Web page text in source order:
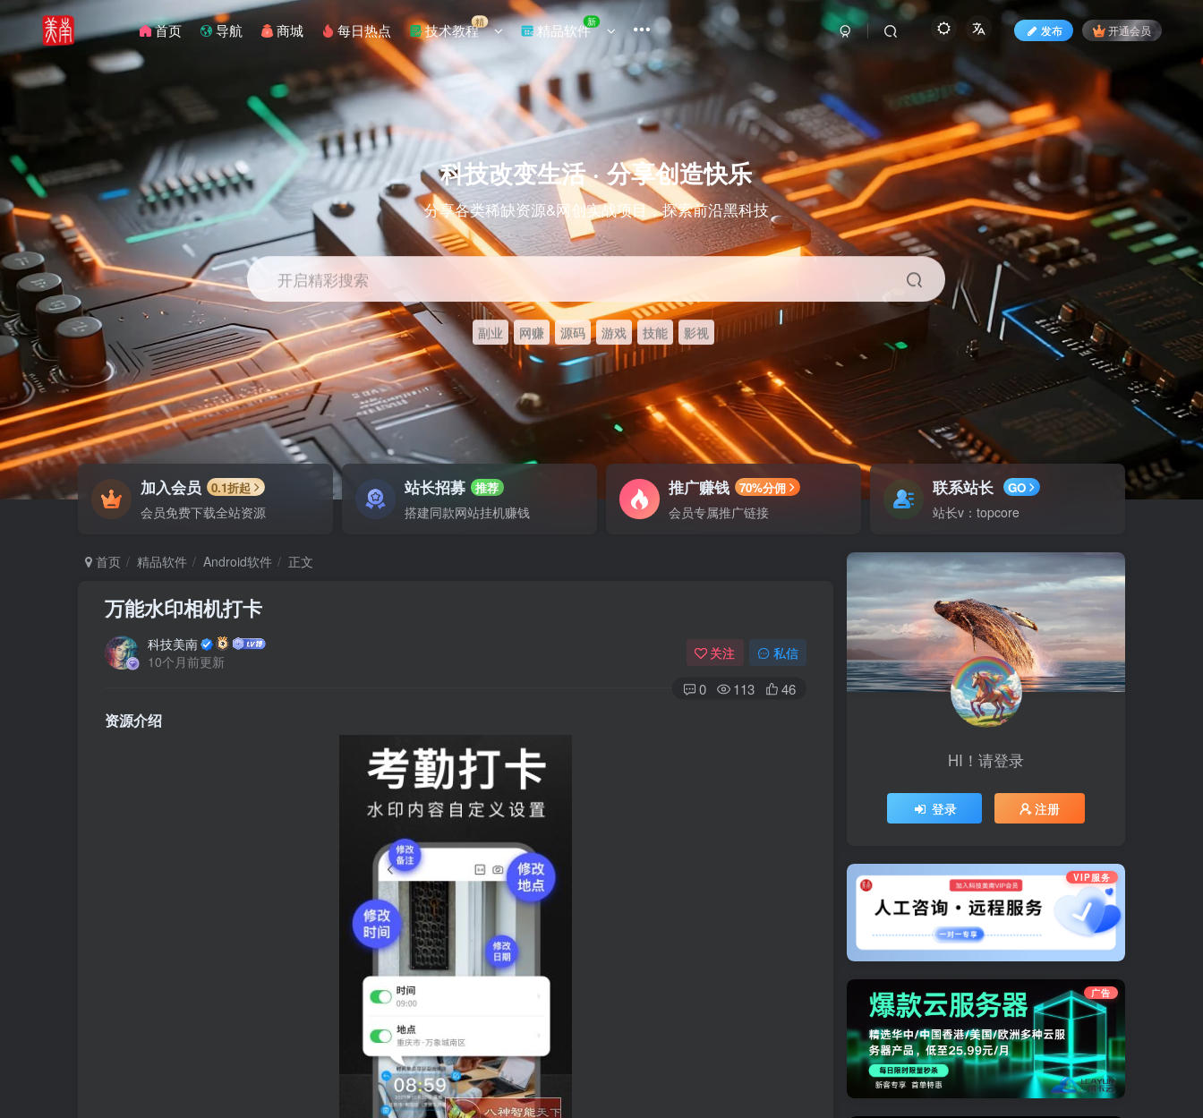
首页 导航 商城 每日热点 技术教程精 精品软件新
发布 开通会员
科技改变生活 · 分享创造快乐
分享各类稀缺资源&网创实战项目，探索前沿黑科技
开启精彩搜索
副业 网赚 源码 游戏 技能 影视
加入会员 0.1折起
会员免费下载全站资源
站长招募 推荐
搭建同款网站挂机赚钱
推广赚钱 70%分佣
会员专属推广链接
联系站长 GO
站长v：topcore
首页 精品软件 Android软件 正文
万能水印相机打卡
科技美南
10个月前更新
关注 私信
0 113 46
资源介绍
HI！请登录
登录 注册
VIP服务
广告